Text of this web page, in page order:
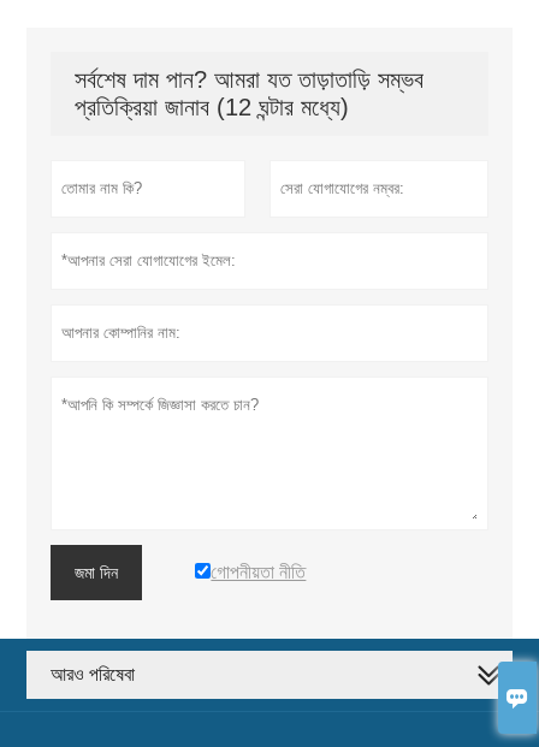

সর্বশেষ দাম পান? আমরা যত তাড়াতাড়ি সম্ভব
প্রতিক্রিয়া জানাব (12 ঘন্টার মধ্যে)
জমা দিন গোপনীয়তা নীতি
আরও পরিষেবা